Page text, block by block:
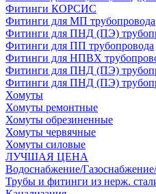
Фитинги КОРСИС
Фитинги для МП трубопровода
Фитинги для ПНД (ПЭ)
Фитинги для ПП трубопровода
Фитинги для НПВХ
Фитинги для ПНД (ПЭ)
Фитинги для ПНД (ПЭ)
Хомуты
Хомуты ремонтные
Хомуты обрезиненные
Хомуты червячные
Хомуты силовые
ЛУЧШАЯ ЦЕНА
Водоснабжение/
Трубы и фитинги из нерж.